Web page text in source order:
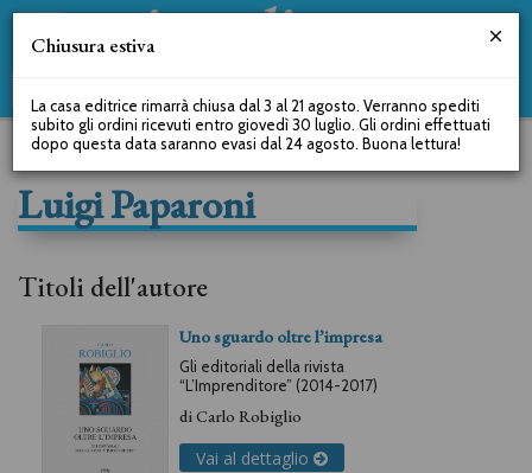
Luigi Paparoni
Titoli dell'autore
Uno sguardo oltre l’impresa
Gli editoriali della rivista
“L’Imprenditore” (2014-2017)
diCarlo Robiglio
Vai al dettaglio
Chiusura estiva
La casa editrice rimarrà chiusa dal 3 al 21 agosto. Verranno spediti
subito gli ordini ricevuti entro giovedì 30 luglio. Gli ordini effettuati
dopo questa data saranno evasi dal 24 agosto. Buona lettura!